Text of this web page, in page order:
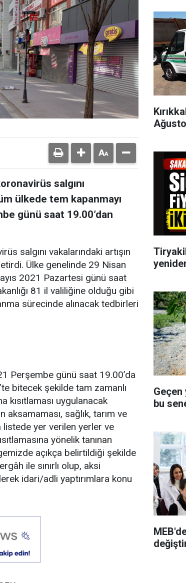
salgını
ülkede tem kapanmayı
günü saat 19.00’dan
salgını vakalarındaki artışın
Ülke genelinde 29 Nisan
2021 Pazartesi günü saat
81 il valiliğine olduğu gibi
sürecinde alınacak tedbirleri
Perşembe günü saat 19.00’da
bitecek şekilde tam zamanlı
kısıtlaması uygulanacak
sağlık, tarım ve
yer verilen yerler ve
yönelik tanınan
açıkça belirtildiği şekilde
ile sınırlı olup, aksi
idari/adli yaptırımlara konu
Geçen
bu